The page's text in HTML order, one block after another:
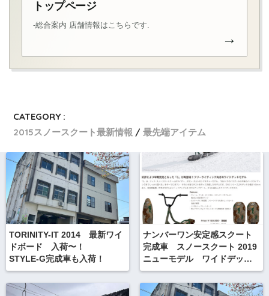
トップページ
-総合案内 店舗情報はこちらです.
→
CATEGORY :
2015スノースクート最新情報
最先端アイテム
TORINITY-IT 2014 最新ワイ
ドボード 入荷〜！
STYLE-G完成車も入荷！
ナンバーワン安定感スクート
完成車 スノースクート 2019
ニューモデル ワイドデッキ
モデル STYLE-G